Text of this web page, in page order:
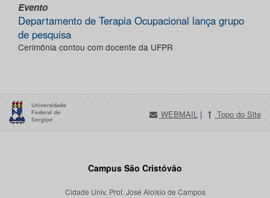
Evento
Departamento de Terapia Ocupacional lança grupo
de pesquisa
Cerimônia contou com docente da UFPR
WEBMAIL | Topo do Site
Campus São Cristóvão
Cidade Univ. Prof. José Aloísio de Campos